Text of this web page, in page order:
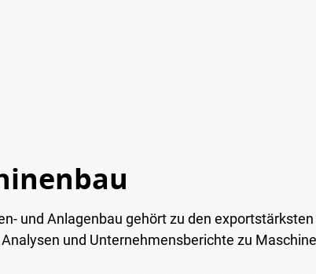
und Anlagenbau gehört zu den
und Unternehmensberichte zu